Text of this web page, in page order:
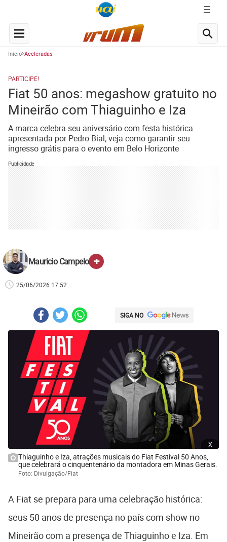
Início Aceleradas
PARTICIPE!
Fiat 50 anos: megashow gratuito no
Mineirão com Thiaguinho e Iza
A marca celebra seu aniversário com festa histórica
apresentada por Pedro Bial; veja como garantir seu
ingresso grátis para o evento em Belo Horizonte
Publicidade
Mauricio Campelo +
25/06/2026 17:52
SIGA NO
x
Thiaguinho e Iza, atrações musicais do Fiat Festival 50 Anos,
que celebrará o cinquentenário da montadora em Minas Gerais.
Foto: Divulgação/Fiat
A Fiat se prepara para uma celebração histórica:
seus 50 anos de presença no país com show no
Mineirão com a presença de Thiaguinho e Iza. Em